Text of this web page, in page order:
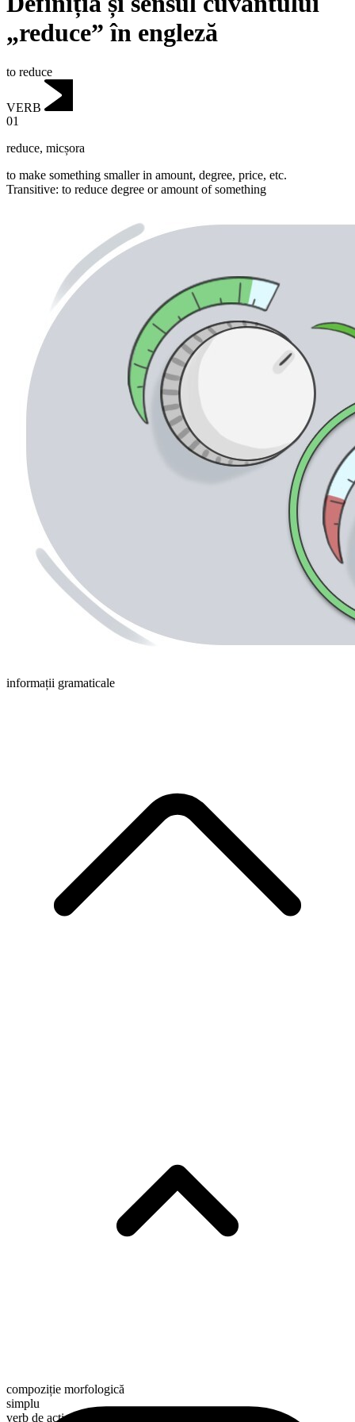
„reduce” în engleză
to reduce
VERB
01
reduce, micșora
to make something smaller in amount, degree, price, etc.
Transitive: to reduce degree or amount of something
informații gramaticale
compoziție morfologică
simplu
verb de acțiune